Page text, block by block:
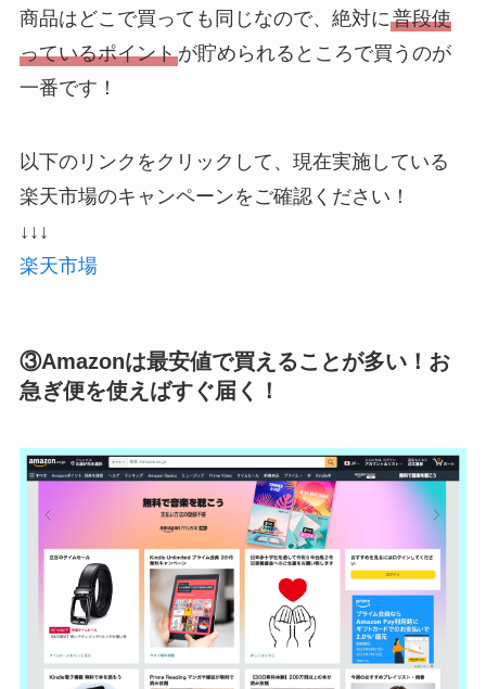
商品はどこで買っても同じなので、絶対に普段使
っているポイントが貯められるところで買うのが
一番です！
以下のリンクをクリックして、現在実施している
楽天市場のキャンペーンをご確認ください！
↓↓↓
楽天市場
③Amazonは最安値で買えることが多い！お
急ぎ便を使えばすぐ届く！